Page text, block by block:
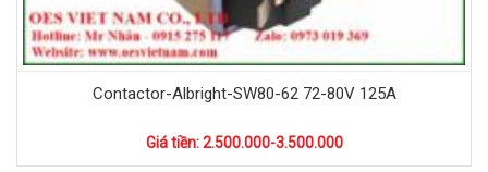
Contactor-Albright-SW80-62 72-80V 125A
Giá tiền: 2.500.000-3.500.000